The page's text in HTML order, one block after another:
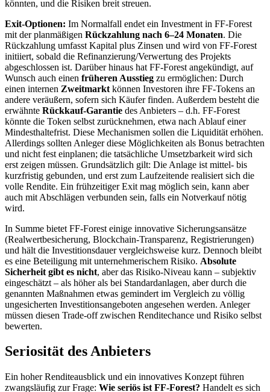
könnten, und die Risiken breit streuen.
Exit-Optionen: Im Normalfall endet ein Investment in FF-Forest
mit der planmäßigen Rückzahlung nach 6–24 Monaten. Die
Rückzahlung umfasst Kapital plus Zinsen und wird von FF-Forest
initiiert, sobald die Refinanzierung/Verwertung des Projekts
abgeschlossen ist. Darüber hinaus hat FF-Forest angekündigt, auf
Wunsch auch einen früheren Ausstieg zu ermöglichen: Durch
einen internen Zweitmarkt können Investoren ihre FF-Tokens an
andere veräußern, sofern sich Käufer finden. Außerdem besteht die
erwähnte Rückkauf-Garantie des Anbieters – d.h. FF-Forest
könnte die Token selbst zurücknehmen, etwa nach Ablauf einer
Mindesthaltefrist. Diese Mechanismen sollen die Liquidität erhöhen.
Allerdings sollten Anleger diese Möglichkeiten als Bonus betrachten
und nicht fest einplanen; die tatsächliche Umsetzbarkeit wird sich
erst zeigen müssen. Grundsätzlich gilt: Die Anlage ist mittel- bis
kurzfristig gebunden, und erst zum Laufzeitende realisiert sich die
volle Rendite. Ein frühzeitiger Exit mag möglich sein, kann aber
auch mit Abschlägen verbunden sein, falls ein Notverkauf nötig
wird.
In Summe bietet FF-Forest einige innovative Sicherungsansätze
(Realwertbesicherung, Blockchain-Transparenz, Registrierungen)
und hält die Investitionsdauer vergleichsweise kurz. Dennoch bleibt
es eine Beteiligung mit unternehmerischem Risiko. Absolute
Sicherheit gibt es nicht, aber das Risiko-Niveau kann – subjektiv
eingeschätzt – als höher als bei Standardanlagen, aber durch die
genannten Maßnahmen etwas gemindert im Vergleich zu völlig
ungesicherten Investitionsangeboten angesehen werden. Anleger
müssen diesen Trade-off zwischen Renditechance und Risiko selbst
bewerten.
Seriosität des Anbieters
Ein hoher Renditeausblick und ein innovatives Konzept führen
zwangsläufig zur Frage: Wie seriös ist FF-Forest? Handelt es sich